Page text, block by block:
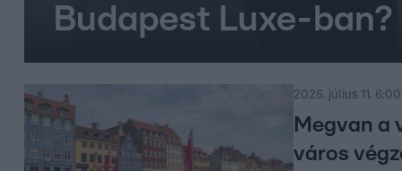
Budapest Luxe-ban?
2026. július 11. 6:00
Megvan a
város